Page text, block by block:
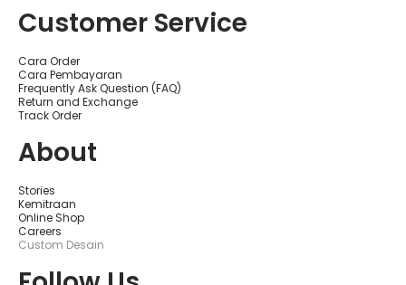
Customer Service
Cara Order
Cara Pembayaran
Frequently Ask Question (FAQ)
Return and Exchange
Track Order
About
Stories
Kemitraan
Online Shop
Careers
Custom Desain